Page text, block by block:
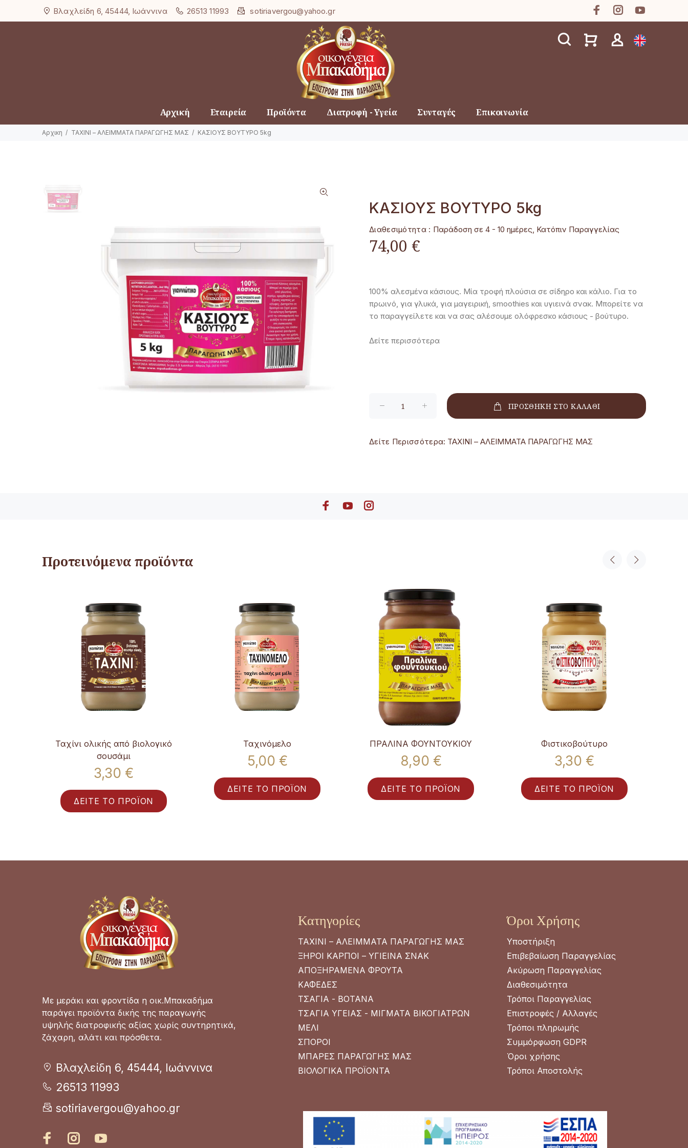
Βλαχλείδη 6, 45444, Ιωάννινα 26513 11993 sotiriavergou@yahoo.gr
Αρχική Εταιρεία Προϊόντα Διατροφή - Υγεία Συνταγές Επικοινωνία
Αρχικη ΤΑΧΙΝΙ – ΑΛΕΙΜΜΑΤΑ ΠΑΡΑΓΩΓΗΣ ΜΑΣ ΚΑΣΙΟΥΣ ΒΟΥΤΥΡΟ 5kg
ΚΑΣΙΟΥΣ ΒΟΥΤΥΡΟ 5kg
Διαθεσιμότητα : Παράδοση σε 4 - 10 ημέρες, Κατόπιν Παραγγελίας
74,00 €
100% αλεσμένα κάσιους. Μία τροφή πλούσια σε σίδηρο και κάλιο. Για το
πρωινό, για γλυκά, για μαγειρική, smoothies και υγιεινά σνακ. Μπορείτε να
το παραγγείλετε και να σας αλέσουμε ολόφρεσκο κάσιους - βούτυρο.
Δείτε περισσότερα
ΠΡΟΣΘΗΚΗ ΣΤΟ ΚΑΛΑΘΙ
Δείτε Περισσότερα: ΤΑΧΙΝΙ – ΑΛΕΙΜΜΑΤΑ ΠΑΡΑΓΩΓΗΣ ΜΑΣ
Προτεινόμενα προϊόντα
Ταχίνι ολικής από βιολογικό
σουσάμι
3,30 €
ΔΕΙΤΕ ΤΟ ΠΡΟΪΟΝ
Ταχινόμελο
5,00 €
ΔΕΙΤΕ ΤΟ ΠΡΟΪΟΝ
ΠΡΑΛΙΝΑ ΦΟΥΝΤΟΥΚΙΟΥ
8,90 €
ΔΕΙΤΕ ΤΟ ΠΡΟΪΟΝ
Φιστικοβούτυρο
3,30 €
ΔΕΙΤΕ ΤΟ ΠΡΟΪΟΝ
Με μεράκι και φροντίδα η οικ.Μπακαδήμα
παράγει προϊόντα δικής της παραγωγής
υψηλής διατροφικής αξίας χωρίς συντηρητικά,
ζάχαρη, αλάτι και πρόσθετα.
Βλαχλείδη 6, 45444, Ιωάννινα
26513 11993
sotiriavergou@yahoo.gr
Κατηγορίες
ΤΑΧΙΝΙ – ΑΛΕΙΜΜΑΤΑ ΠΑΡΑΓΩΓΗΣ ΜΑΣ
ΞΗΡΟΙ ΚΑΡΠΟΙ – ΥΓΙΕΙΝΑ ΣΝΑΚ
ΑΠΟΞΗΡΑΜΕΝΑ ΦΡΟΥΤΑ
ΚΑΦΕΔΕΣ
ΤΣΑΓΙΑ - ΒΟΤΑΝΑ
ΤΣΑΓΙΑ ΥΓΕΙΑΣ - ΜΙΓΜΑΤΑ ΒΙΚΟΓΙΑΤΡΩΝ
ΜΕΛΙ
ΣΠΟΡΟΙ
ΜΠΑΡΕΣ ΠΑΡΑΓΩΓΗΣ ΜΑΣ
ΒΙΟΛΟΓΙΚΑ ΠΡΟΪΟΝΤΑ
Όροι Χρήσης
Υποστήριξη
Επιβεβαίωση Παραγγελίας
Ακύρωση Παραγγελίας
Διαθεσιμότητα
Τρόποι Παραγγελίας
Επιστροφές / Αλλαγές
Τρόποι πληρωμής
Συμμόρφωση GDPR
Όροι χρήσης
Τρόποι Αποστολής